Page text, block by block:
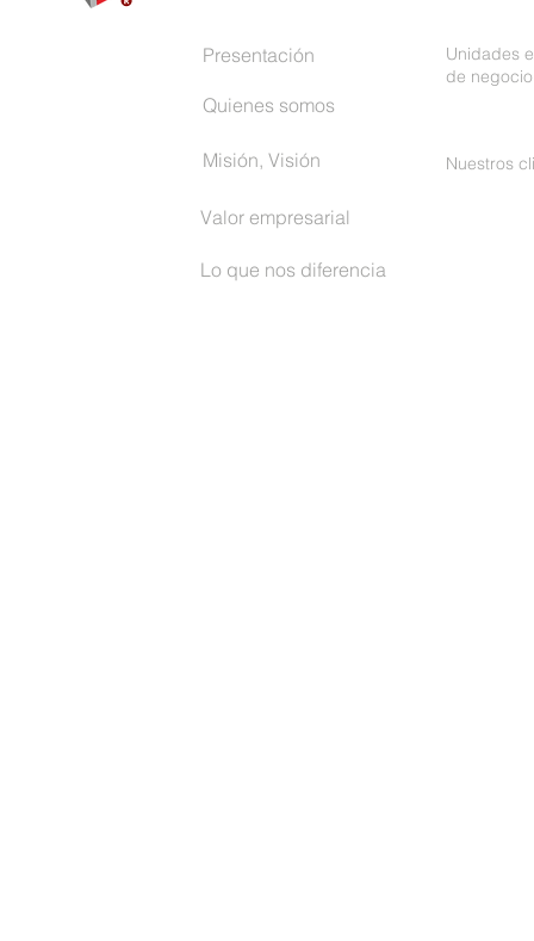
Presentación
Quienes somos
Misión, Visión
Valor empresarial
Lo que nos diferencia
Unidades
de negocio
Nuestros